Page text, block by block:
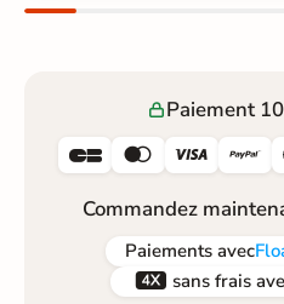
Paiement
   
Commandez
Paiements avec
 sans frais